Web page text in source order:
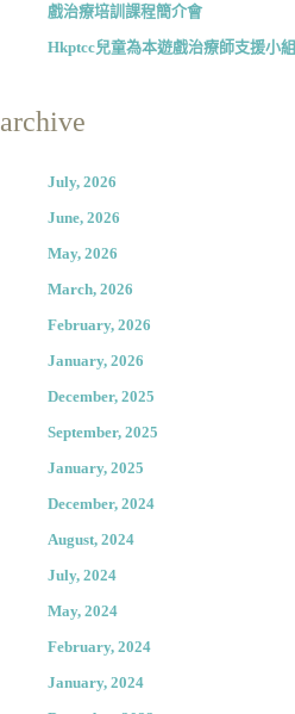
戲治療培訓課程簡介會
Hkptcc兒童為本遊戲治療師支援小組
archive
July, 2026
June, 2026
May, 2026
March, 2026
February, 2026
January, 2026
December, 2025
September, 2025
January, 2025
December, 2024
August, 2024
July, 2024
May, 2024
February, 2024
January, 2024